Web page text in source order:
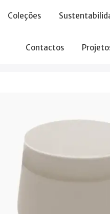
Coleções
Contactos